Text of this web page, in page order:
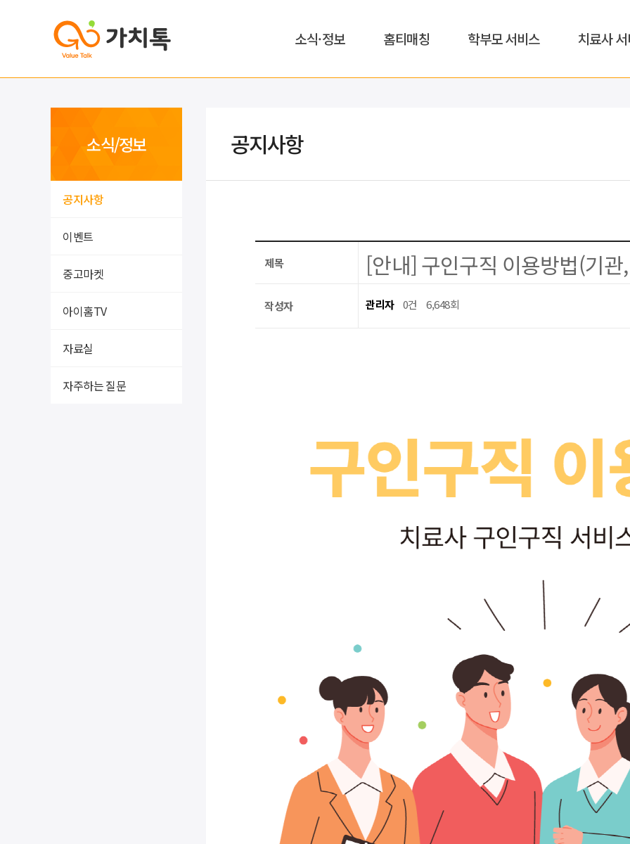
소식·정보 홈티매칭 학부모 서비스 치료사
소식/정보
공지사항
이벤트
중고마켓
아이홈TV
자료실
자주하는 질문
공지사항
제목 [안내] 구인구직 이용방법(기
작성자 관리자 0건 6,648회